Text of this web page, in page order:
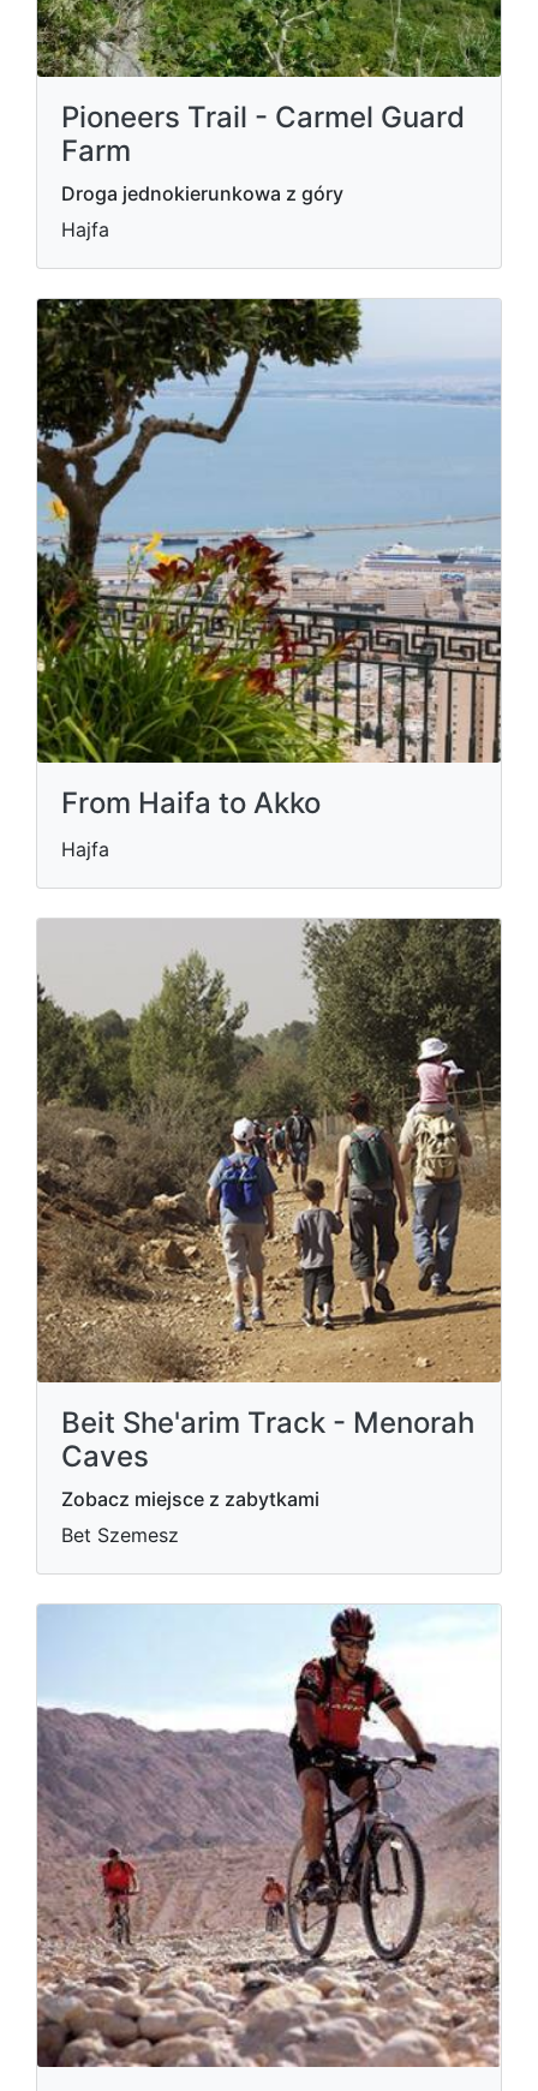
Pioneers Trail - Carmel Guard
Farm
Droga jednokierunkowa z góry
Hajfa
From Haifa to Akko
Hajfa
Beit She'arim Track - Menorah
Caves
Zobacz miejsce z zabytkami
Bet Szemesz